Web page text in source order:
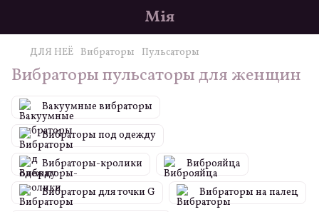
Мія
ДЛЯ НЕЁ Вибраторы Пульсаторы
Вибраторы пульсаторы для женщин
Вакуумные вибраторы
Вибраторы под одежду
Вибраторы-кролики Виброяйца
Вибраторы для точки G Вибраторы на палец